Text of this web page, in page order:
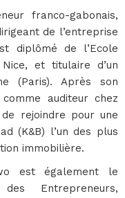
franco-gabonais,
de l’entreprise
diplômé de l’Ecole
et titulaire d’un
(Paris). Après son
auditeur chez
rejoindre pour une
(K&B) l’un des plus
immobilière.
est également le
Entrepreneurs,